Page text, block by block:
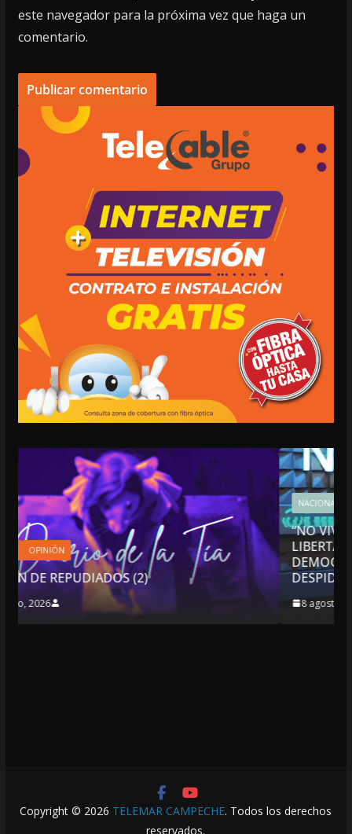
este navegador para la próxima vez que haga un
comentario.
NACIONALES OPINIÓN
“NO VIVIMOS BUENOS TIEMPOS PARA LA
LIBERTAD DE EXPRESIÓN NI PARA LA
DEMOCRACIA EN MÉXICO”: LUIS CÁRDENAS;
DESPIDIÓ DE MVS
8 agosto, 2026
Copyright © 2026 TELEMAR CAMPECHE. Todos los derechos
reservados.